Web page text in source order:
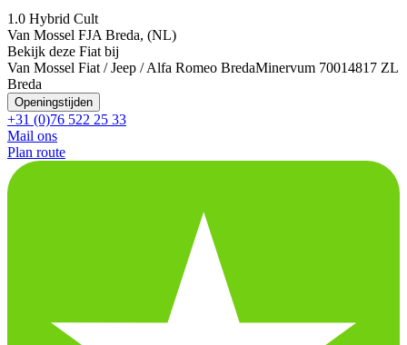
1.0 Hybrid Cult
Van Mossel FJA Breda, (NL)
Bekijk deze Fiat bij
Van Mossel Fiat / Jeep / Alfa Romeo BredaMinervum 70014817 ZL
Breda
Openingstijden
+31 (0)76 522 25 33
Mail ons
Plan route